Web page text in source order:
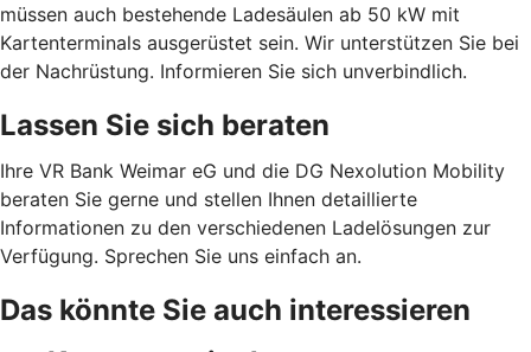
müssen auch bestehende Ladesäulen ab 50 kW mit
Kartenterminals ausgerüstet sein. Wir unterstützen Sie bei
der Nachrüstung. Informieren Sie sich unverbindlich.
Lassen Sie sich beraten
Ihre VR Bank Weimar eG und die DG Nexolution Mobility
beraten Sie gerne und stellen Ihnen detaillierte
Informationen zu den verschiedenen Ladelösungen zur
Verfügung. Sprechen Sie uns einfach an.
Das könnte Sie auch interessieren